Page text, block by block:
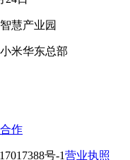
慧产业园
米华东总部
作
号-1营业执照